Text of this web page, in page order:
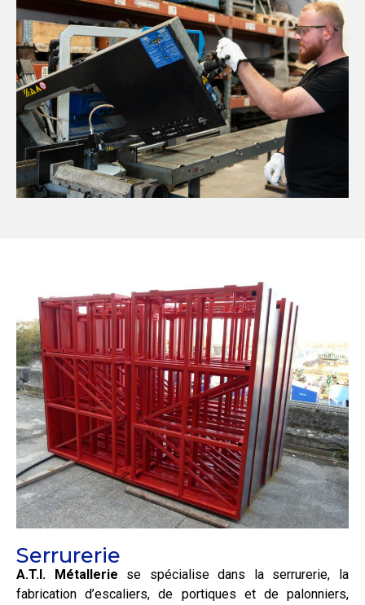
Serrurerie
A.T.I. Métallerie se spécialise dans la serrurerie, la
fabrication d’escaliers, de portiques et de palonniers,